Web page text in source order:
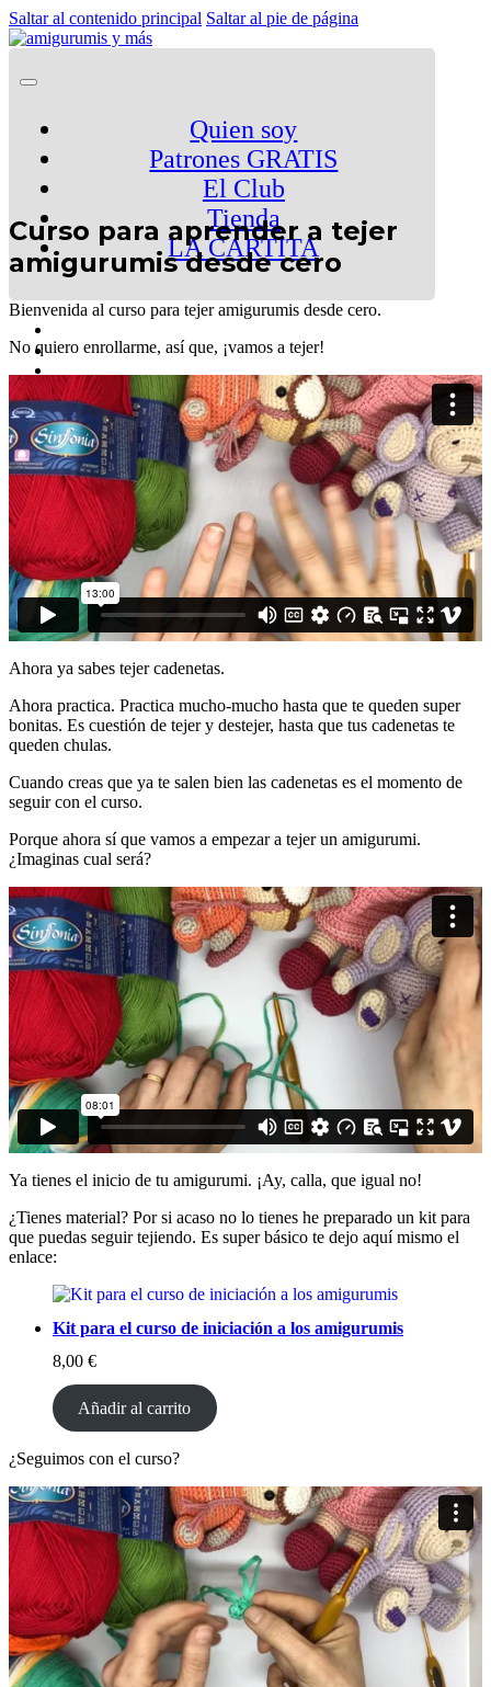
Saltar al contenido principal Saltar al pie de página
Quien soy
Patrones GRATIS
El Club
Tienda
LA CARTITA
0 0,00 €
Curso para aprender a tejer
amigurumis desde cero
Bienvenida al curso para tejer amigurumis desde cero.
No quiero enrollarme, así que, ¡vamos a tejer!
Ahora ya sabes tejer cadenetas.
Ahora practica. Practica mucho-mucho hasta que te queden super
bonitas. Es cuestión de tejer y destejer, hasta que tus cadenetas te
queden chulas.
Cuando creas que ya te salen bien las cadenetas es el momento de
seguir con el curso.
Porque ahora sí que vamos a empezar a tejer un amigurumi.
¿Imaginas cual será?
Ya tienes el inicio de tu amigurumi. ¡Ay, calla, que igual no!
¿Tienes material? Por si acaso no lo tienes he preparado un kit para
que puedas seguir tejiendo. Es super básico te dejo aquí mismo el
enlace:
Kit para el curso de iniciación a los amigurumis
8,00 €
Añadir al carrito
¿Seguimos con el curso?